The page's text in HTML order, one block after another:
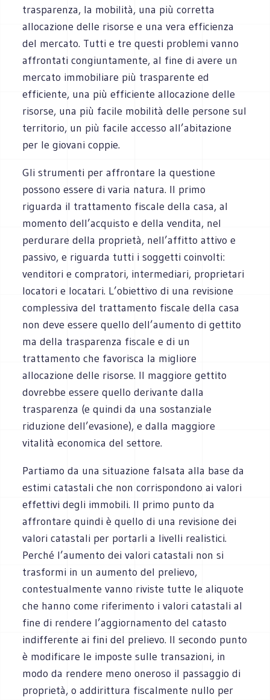
trasparenza, la mobilità, una più corretta
allocazione delle risorse e una vera efficienza
del mercato. Tutti e tre questi problemi vanno
affrontati congiuntamente, al fine di avere un
mercato immobiliare più trasparente ed
efficiente, una più efficiente allocazione delle
risorse, una più facile mobilità delle persone sul
territorio, un più facile accesso all’abitazione
per le giovani coppie.
Gli strumenti per affrontare la questione
possono essere di varia natura. Il primo
riguarda il trattamento fiscale della casa, al
momento dell’acquisto e della vendita, nel
perdurare della proprietà, nell’affitto attivo e
passivo, e riguarda tutti i soggetti coinvolti:
venditori e compratori, intermediari, proprietari
locatori e locatari. L’obiettivo di una revisione
complessiva del trattamento fiscale della casa
non deve essere quello dell’aumento di gettito
ma della trasparenza fiscale e di un
trattamento che favorisca la migliore
allocazione delle risorse. Il maggiore gettito
dovrebbe essere quello derivante dalla
trasparenza (e quindi da una sostanziale
riduzione dell’evasione), e dalla maggiore
vitalità economica del settore.
Partiamo da una situazione falsata alla base da
estimi catastali che non corrispondono ai valori
effettivi degli immobili. Il primo punto da
affrontare quindi è quello di una revisione dei
valori catastali per portarli a livelli realistici.
Perché l’aumento dei valori catastali non si
trasformi in un aumento del prelievo,
contestualmente vanno riviste tutte le aliquote
che hanno come riferimento i valori catastali al
fine di rendere l’aggiornamento del catasto
indifferente ai fini del prelievo. Il secondo punto
è modificare le imposte sulle transazioni, in
modo da rendere meno oneroso il passaggio di
proprietà, o addirittura fiscalmente nullo per